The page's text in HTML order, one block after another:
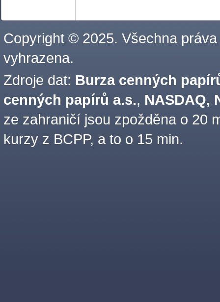
Copyright © 2025. Všechna práva
vyhrazena.
Zdroje dat: Burza cenných
cenných papírů a.s., NASDAQ,
ze zahraničí jsou zpožděna o 20
kurzy z BCPP, a to o 15 min.